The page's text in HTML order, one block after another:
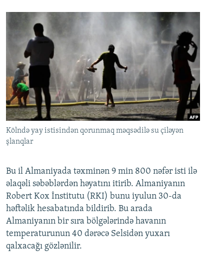
Kölndə yay istisindən qorunmaq məqsədilə su çiləyən
şlanqlar
Bu il Almaniyada təxminən 9 min 800 nəfər isti ilə
əlaqəli səbəblərdən həyatını itirib. Almaniyanın
Robert Kox İnstitutu (RKI) bunu iyulun 30-da
həftəlik hesabatında bildirib. Bu arada
Almaniyanın bir sıra bölgələrində havanın
temperaturunun 40 dərəcə Selsidən yuxarı
qalxacağı gözlənilir.